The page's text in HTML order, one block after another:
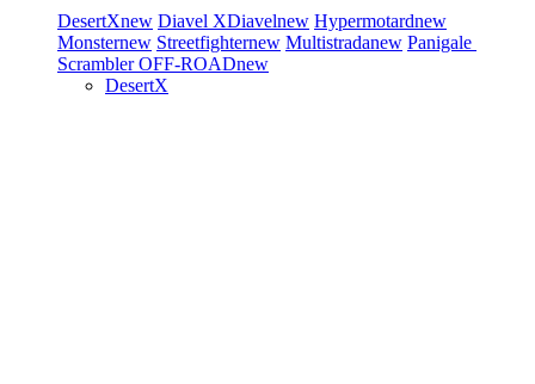
DesertXnew Diavel XDiavelnew Hypermotardnew
Monsternew Streetfighternew Multistradanew Panigale
ScramblerOFF-ROADnew
DesertX